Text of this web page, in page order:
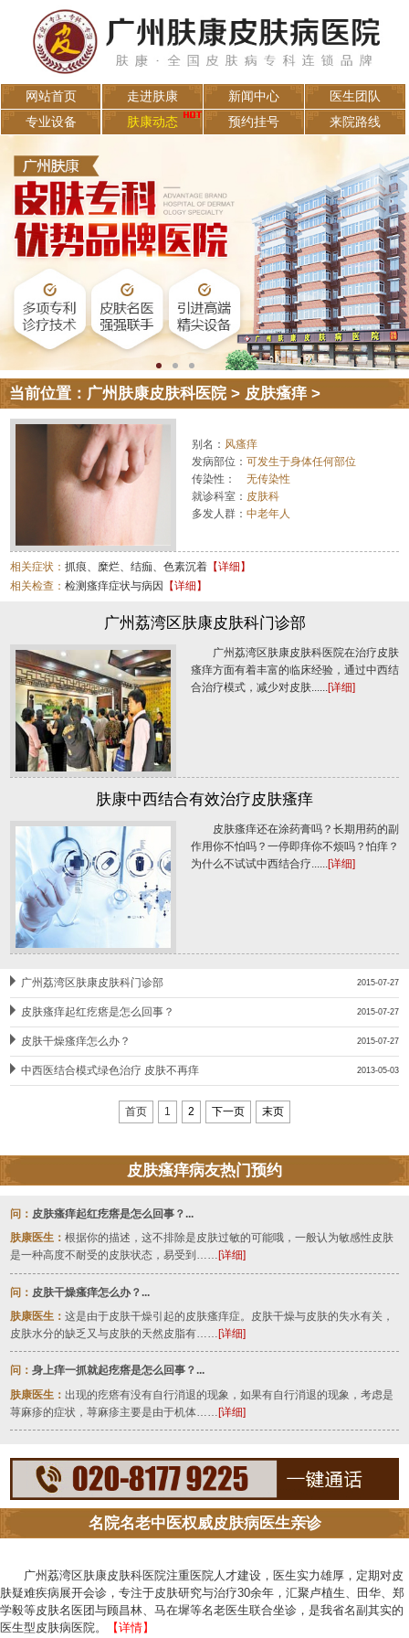
网站首页 走进肤康 新闻中心
医生团队
专业设备
肤康动态 预约挂号 来院路线
当前位置： 广州肤康皮肤科医院> 皮肤瘙痒>
别名： 风瘙痒
发病部位：可发生于身体任何部位
传染性：
无传染性
就诊科室： 皮肤科
多发人群：中老年人
相关症状：抓痕、糜烂、结痂、色素沉着 【详细】
相关检查：检测瘙痒症状与病因 【详细】
广州荔湾区肤康皮肤科门诊部
广州荔湾区肤康皮肤科医院在治疗皮肤
瘙痒方面有着丰富的临床经验，通过中西结
合治疗模式，减少对皮肤......[详细]
肤康中西结合有效治疗皮肤瘙痒
皮肤瘙痒还在涂药膏吗？长期用药的副
作用你不怕吗？一停即痒你不烦吗？怕痒？
为什么不试试中西结合疗......[详细]
广州荔湾区肤康皮肤科门诊部 2015-07-27
皮肤瘙痒起红疙瘩是怎么回事？ 2015-07-27
皮肤干燥瘙痒怎么办？ 2015-07-27
中西医结合模式绿色治疗 皮肤不再痒 2013-05-03
首页 1 2 下一页 末页
皮肤瘙痒病友热门预约
问： 皮肤瘙痒起红疙瘩是怎么回事？...
肤康医生：根据你的描述，这不排除是皮肤过敏的可能哦，一般认为敏感性皮肤
是一种高度不耐受的皮肤状态，易受到…… [详细]
问： 皮肤干燥瘙痒怎么办？...
肤康医生：这是由于皮肤干燥引起的皮肤瘙痒症。皮肤干燥与皮肤的失水有关，
皮肤水分的缺乏又与皮肤的天然皮脂有……[详细]
问：身上痒一抓就起疙瘩是怎么回事？...
肤康医生：出现的疙瘩有没有自行消退的现象，如果有自行消退的现象，考虑是
荨麻疹的症状，荨麻疹主要是由于机体……[详细]
名院名老中医权威皮肤病医生亲诊
广州荔湾区肤康皮肤科医院注重医院人才建设，医生实力雄厚，定期对皮
肤疑难疾病展开会诊，专注于皮肤研究与治疗30余年，汇聚卢植生、田华、郑
学毅等皮肤名医团与顾昌林、马在墀等名老医生联合坐诊，是我省名副其实的
医生型皮肤病医院。
【详情】